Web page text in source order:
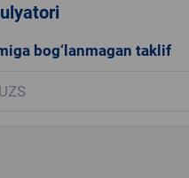
bog‘lanmagan taklif